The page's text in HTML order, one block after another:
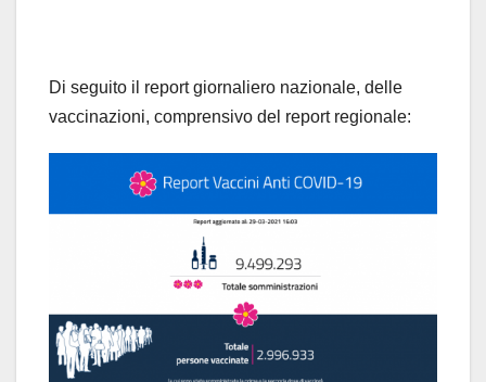
Di seguito il report giornaliero nazionale, delle
vaccinazioni, comprensivo del report regionale: